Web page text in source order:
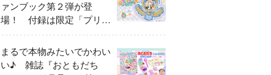
ァンブック第２弾が登
場！ 付録は限定「プリキ
ュアマコトジュエル キュ
アアルカナ・シャドウ ア
イスver.」 キュアエクレ
まるで本物みたいでかわい
い♪ 雑誌『おともだち